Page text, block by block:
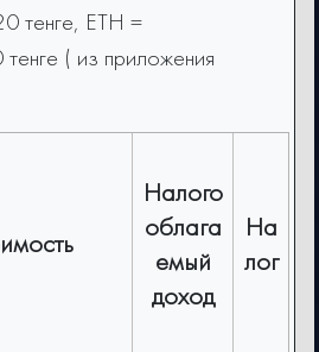
тенге, ETH =
( из приложения
Налого
облага
емый
доход
На
лог